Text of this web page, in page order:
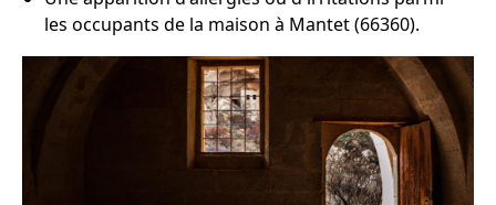
les occupants de la maison à Mantet (66360).